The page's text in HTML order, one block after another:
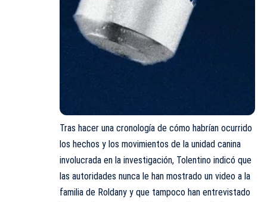
Tras hacer una cronología de cómo habrían ocurrido
los hechos y los movimientos de la unidad canina
involucrada en la investigación, Tolentino indicó que
las autoridades nunca le han mostrado un video a la
familia de Roldany y que tampoco han entrevistado